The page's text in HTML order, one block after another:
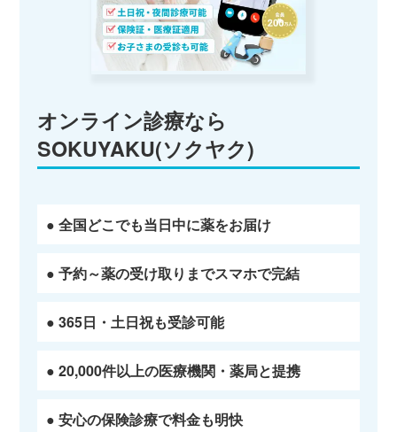
オンライン診療なら
SOKUYAKU(ソクヤク)
● 全国どこでも当日中に薬をお届け
● 予約～薬の受け取りまでスマホで完結
● 365日・土日祝も受診可能
● 20,000件以上の医療機関・薬局と提携
● 安心の保険診療で料金も明快